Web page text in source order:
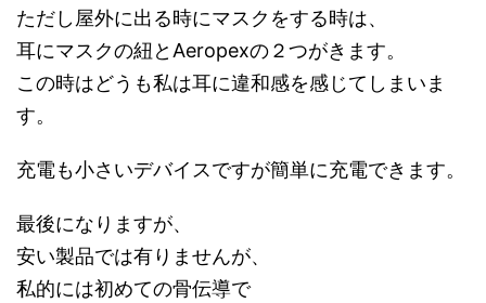
ただし屋外に出る時にマスクをする時は、
耳にマスクの紐とAeropexの２つがきます。
この時はどうも私は耳に違和感を感じてしまいま
す。
充電も小さいデバイスですが簡単に充電できます。
最後になりますが、
安い製品では有りませんが、
私的には初めての骨伝導で